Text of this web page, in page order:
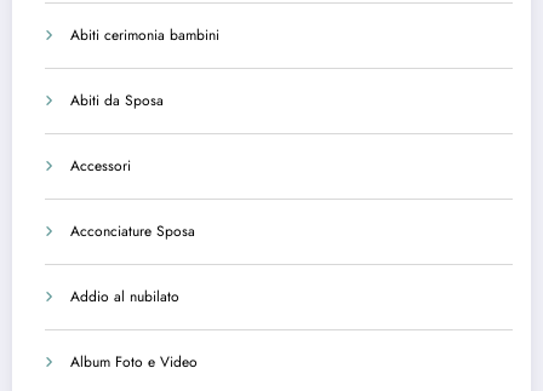
Abiti cerimonia bambini
Abiti da Sposa
Accessori
Acconciature Sposa
Addio al nubilato
Album Foto e Video